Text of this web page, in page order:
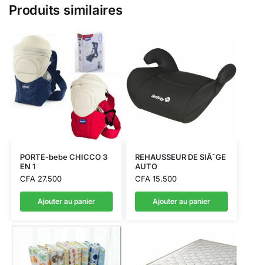
Produits similaires
PORTE-bebe CHICCO 3
EN 1
CFA27.500
Ajouter au panier
REHAUSSEUR DE SIÃˆGE
AUTO
CFA15.500
Ajouter au panier